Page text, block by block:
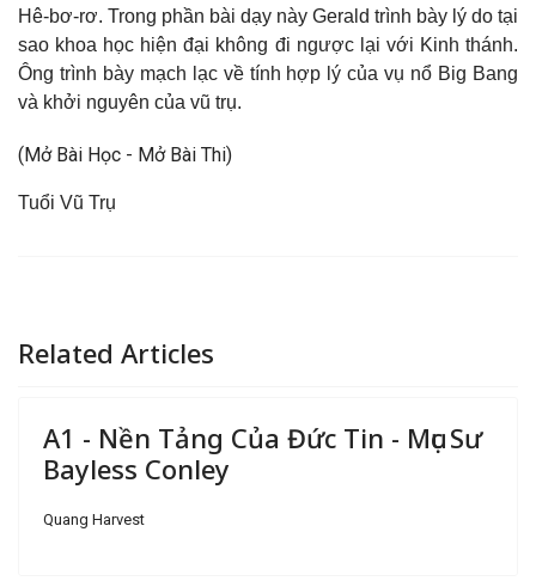
Hê-bơ-rơ. Trong phần bài dạy này Gerald trình bày lý do tại
sao khoa học hiện đại không đi ngược lại với Kinh thánh.
Ông trình bày mạch lạc về tính hợp lý của vụ nổ Big Bang
và khởi nguyên của vũ trụ.
(Mở Bài Học - Mở Bài Thi)
Tuổi Vũ Trụ
Related Articles
A1 - Nền Tảng Của Đức Tin - Mục Sư
Bayless Conley
Quang Harvest